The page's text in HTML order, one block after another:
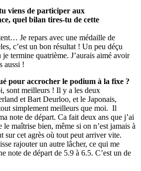
viens de participer aux
quel bilan tires-tu de cette
Je repars avec une médaille de
c’est un bon résultat ! Un peu déçu
termine quatrième. J’aurais aimé avoir
aussi !
pour accrocher le podium à la fixe ?
sont meilleurs ! Il y a les deux
et Bart Deurloo, et le Japonais,
simplement meilleurs que moi. Il
note de départ. Ca fait deux ans que j’ai
maîtrise bien, même si on n’est jamais à
sur cet agrès où tout peut arriver vite.
rajouter un autre lâcher, ce qui me
note de départ de 5.9 à 6.5. C’est un de